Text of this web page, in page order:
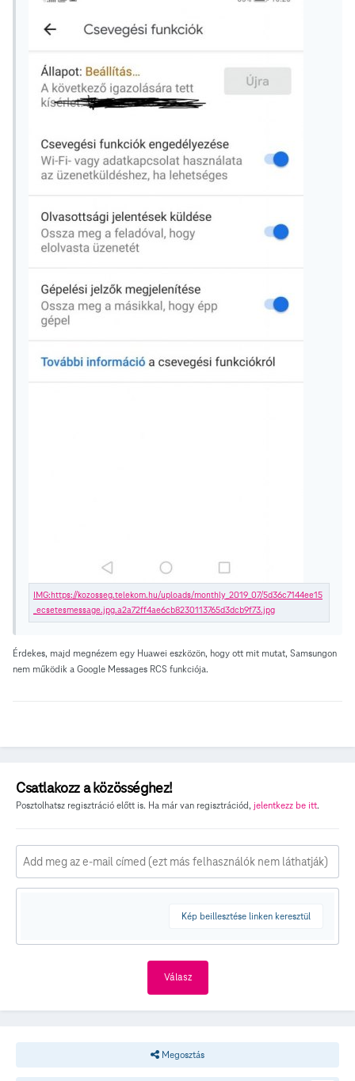
Érdekes, majd megnézem egy Huawei eszközön, hogy ott mit mutat, Samsungon
nem működik a Google Messages RCS funkciója.
Csatlakozz a közösséghez!
Posztolhatsz regisztráció előtt is. Ha már van regisztrációd, jelentkezz be itt.
Kép beillesztése linken keresztül
Válasz
Megosztás